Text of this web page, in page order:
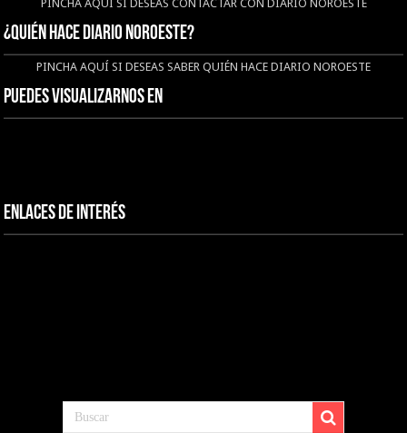
PINCHA AQUÍ SI DESEAS CONTACTAR CON DIARIO NOROESTE
¿QUIÉN HACE DIARIO NOROESTE?
PINCHA AQUÍ SI DESEAS SABER QUIÉN HACE DIARIO NOROESTE
Puedes visualizarnos en
Enlaces de interés